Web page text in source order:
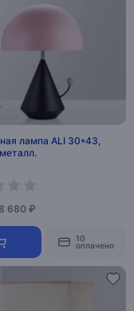
лампа ALI 30*43,
8 680 ₽
10
оплачено